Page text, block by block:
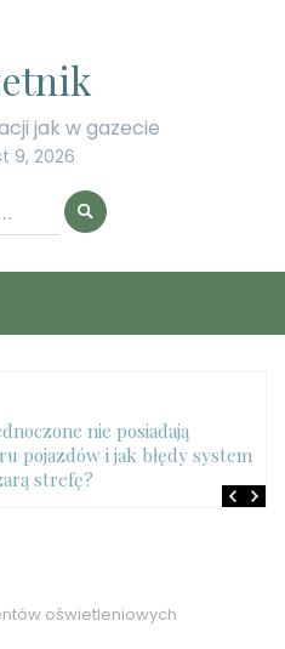
jak w gazecie
9, 2026
nie posiadają
pojazdów i jak błędy systemu
strefę?
oświetleniowych